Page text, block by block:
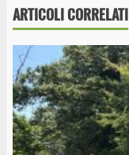
ARTICOLI CORRELATI